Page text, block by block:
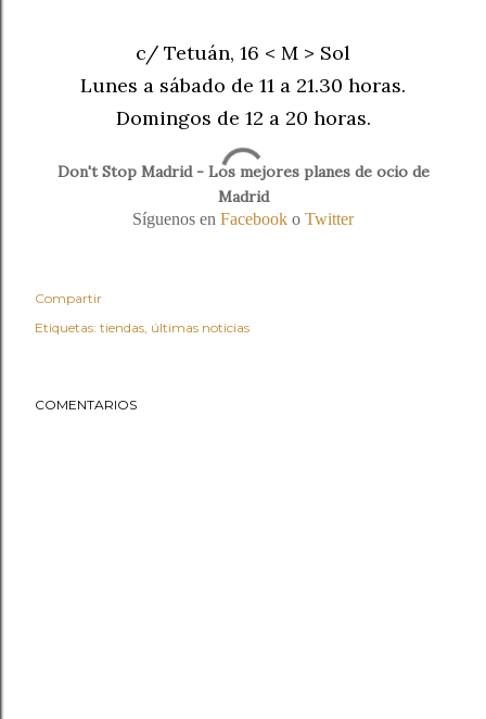
c/ Tetuán, 16 < M > Sol
Lunes a sábado de 11 a 21.30 horas.
Domingos de 12 a 20 horas.
Don't Stop Madrid - Los mejores planes de ocio de
Madrid
Síguenos en Facebook o Twitter
Compartir
Etiquetas: tiendas últimas noticias
COMENTARIOS